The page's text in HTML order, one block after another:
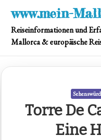
content
www.mein-
Reiseinformationen und
Mallorca & europäische
Torre De
Eine